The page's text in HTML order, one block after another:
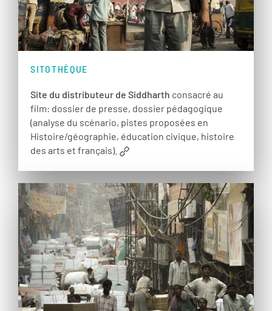
SITOTHÈQUE
Site du distributeur de Siddharth consacré au
film: dossier de presse, dossier pédagogique
(analyse du scénario, pistes proposées en
Histoire/géographie, éducation civique, histoire
des arts et français).